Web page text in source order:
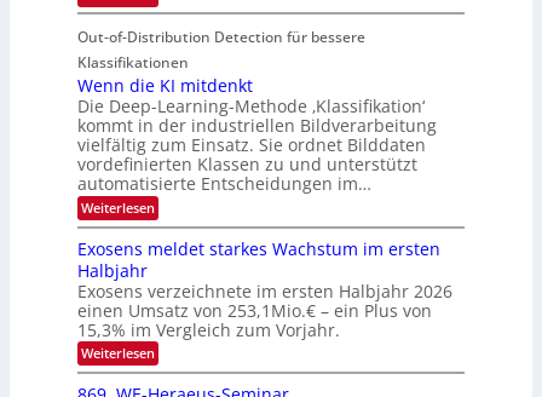
M
a
n
t
i
S
p
e
c
t
r
e
I
O
N
T
e
c
h
T
a
l
k
r
u
d
e
r
V
S
O
N
2
0
S
c
h
l
a
n
d
e
n
Out-of-Distribution Detection für bessere
Klassifikationen
Wenn die KI mitdenkt
Die Deep-Learning-Methode ‚Klassifikation‘
kommt in der industriellen Bildverarbeitung
vielfältig zum Einsatz. Sie ordnet Bilddaten
vordefinierten Klassen zu und unterstützt
automatisierte Entscheidungen im…
Weiterlesen:
W
n
d
i
e
K
I
m
i
Exosens meldet starkes Wachstum im ersten
Halbjahr
Exosens verzeichnete im ersten Halbjahr 2026
einen Umsatz von 253,1Mio.€ – ein Plus von
15,3% im Vergleich zum Vorjahr.
Weiterlesen:
E
x